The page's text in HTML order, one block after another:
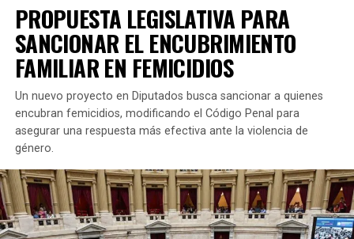
PROPUESTA LEGISLATIVA PARA
SANCIONAR EL ENCUBRIMIENTO
FAMILIAR EN FEMICIDIOS
Un nuevo proyecto en Diputados busca sancionar a quienes
encubran femicidios, modificando el Código Penal para
asegurar una respuesta más efectiva ante la violencia de
género.